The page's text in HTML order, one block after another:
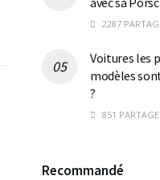
2287
Voitures les
modèles
?
851
Recommandé